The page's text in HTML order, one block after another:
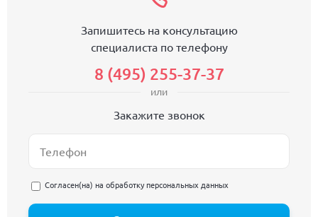
Запишитесь на консультацию
специалиста по телефону
8 (495) 255-37-37
или
Закажите звонок
Согласен(на) на обработку персональных данных